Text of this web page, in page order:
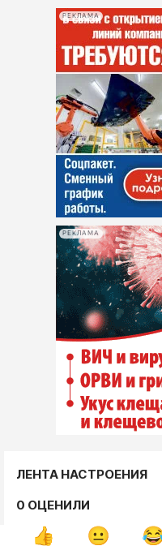
РЕКЛАМА
РЕКЛАМА
ЛЕНТА НАСТРОЕНИЯ
0 ОЦЕНИЛИ